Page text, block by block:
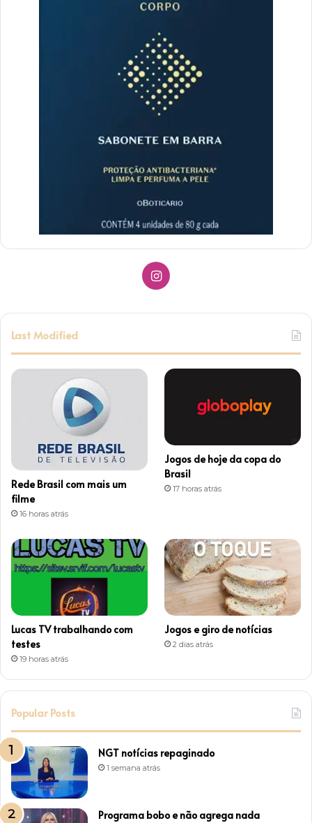
Instagram
Last Modified
Rede Brasil com mais um
filme
16 horas atrás
Jogos de hoje da copa do
Brasil
17 horas atrás
Lucas TV trabalhando com
testes
19 horas atrás
Jogos e giro de notícias
2 dias atrás
Popular Posts
NGT notícias repaginado
1 semana atrás
Programa bobo e não agrega nada